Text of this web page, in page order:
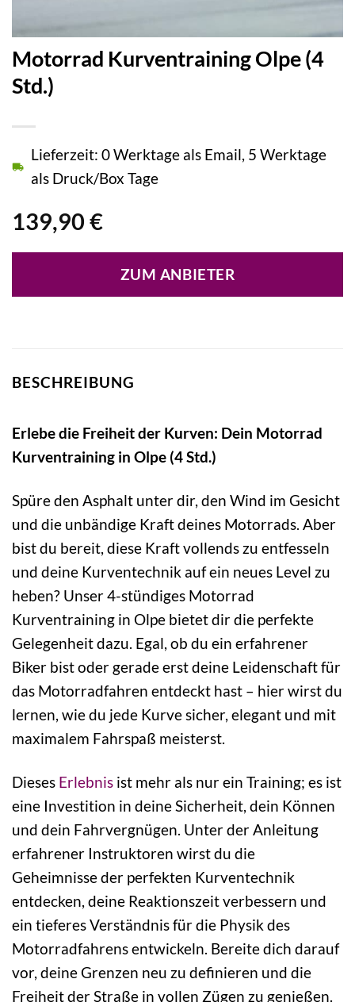
Motorrad Kurventraining Olpe (4
Std.)
139,90 €
Lieferzeit: 0 Werktage als Email, 5 Werktage
als Druck/Box Tage
ZUM ANBIETER
BESCHREIBUNG
Erlebe die Freiheit der Kurven: Dein Motorrad
Kurventraining in Olpe (4 Std.)
Spüre den Asphalt unter dir, den Wind im Gesicht
und die unbändige Kraft deines Motorrads. Aber
bist du bereit, diese Kraft vollends zu entfesseln
und deine Kurventechnik auf ein neues Level zu
heben? Unser 4-stündiges Motorrad
Kurventraining in Olpe bietet dir die perfekte
Gelegenheit dazu. Egal, ob du ein erfahrener
Biker bist oder gerade erst deine Leidenschaft für
das Motorradfahren entdeckt hast – hier wirst du
lernen, wie du jede Kurve sicher, elegant und mit
maximalem Fahrspaß meisterst.
Dieses Erlebnis ist mehr als nur ein Training; es ist
eine Investition in deine Sicherheit, dein Können
und dein Fahrvergnügen. Unter der Anleitung
erfahrener Instruktoren wirst du die
Geheimnisse der perfekten Kurventechnik
entdecken, deine Reaktionszeit verbessern und
ein tieferes Verständnis für die Physik des
Motorradfahrens entwickeln. Bereite dich darauf
vor, deine Grenzen neu zu definieren und die
Freiheit der Straße in vollen Zügen zu genießen.